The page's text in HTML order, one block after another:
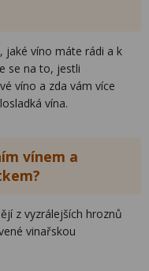
jaké víno máte rádi a k
se na to, jestli
víno a zda vám více
vína.
vínem a
z vyzrálejších hroznů
vinařskou